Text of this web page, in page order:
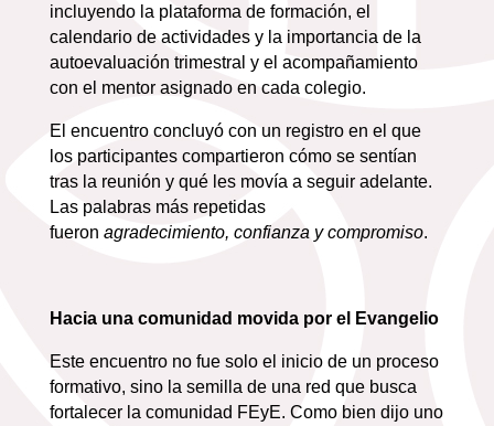
incluyendo la plataforma de formación, el
calendario de actividades y la importancia de la
autoevaluación trimestral y el acompañamiento
con el mentor asignado en cada colegio.
El encuentro concluyó con un registro en el que
los participantes compartieron cómo se sentían
tras la reunión y qué les movía a seguir adelante.
Las palabras más repetidas
fueron agradecimiento, confianza y compromiso.
Hacia una comunidad movida por el Evangelio
Este encuentro no fue solo el inicio de un proceso
formativo, sino la semilla de una red que busca
fortalecer la comunidad FEyE. Como bien dijo uno